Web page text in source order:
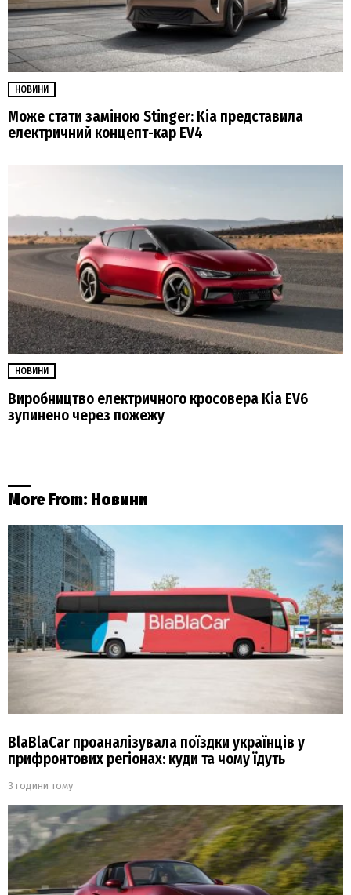
НОВИНИ
Може стати заміною Stinger: Kia представила
електричний концепт-кар EV4
НОВИНИ
Виробництво електричного кросовера Kia EV6
зупинено через пожежу
More From: Новини
BlaBlaCar проаналізувала поїздки українців у
прифронтових регіонах: куди та чому їдуть
3 години тому